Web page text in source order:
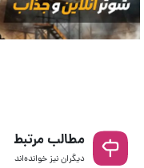
مطالب مرتبط
دیگران نیز خوانده‌اند